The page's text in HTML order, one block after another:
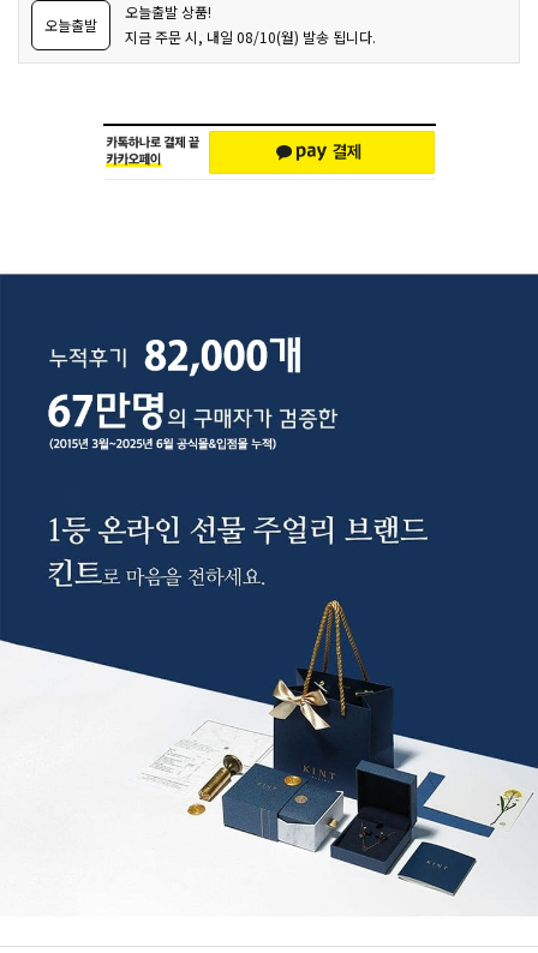
오늘출발
오늘출발 상품!
지금 주문 시, 내일 08/10(월) 발송 됩니다.